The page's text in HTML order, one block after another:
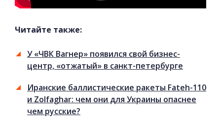
Читайте также:
У «ЧВК Вагнер» появился свой бизнес-
центр, «отжатый» в санкт-петербурге
Иранские баллистические ракеты Fateh-110
и Zolfaghar: чем они для Украины опаснее
чем русские?